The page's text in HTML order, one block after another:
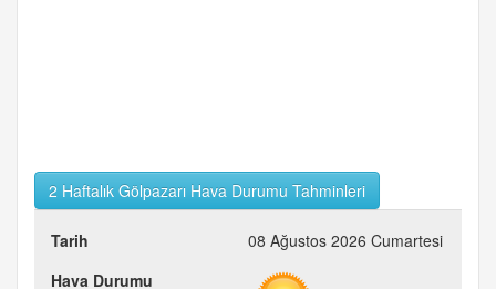
2 Haftalık Gölpazarı Hava Durumu Tahminleri
08 Ağustos 2026 Cumartesi